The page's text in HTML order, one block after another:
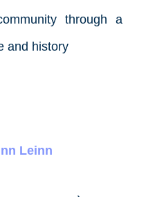
through a
and history
Leinn